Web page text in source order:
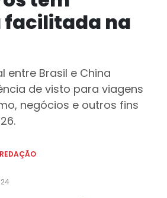
na
entre Brasil e China
de visto para viagens
negócios e outros fins